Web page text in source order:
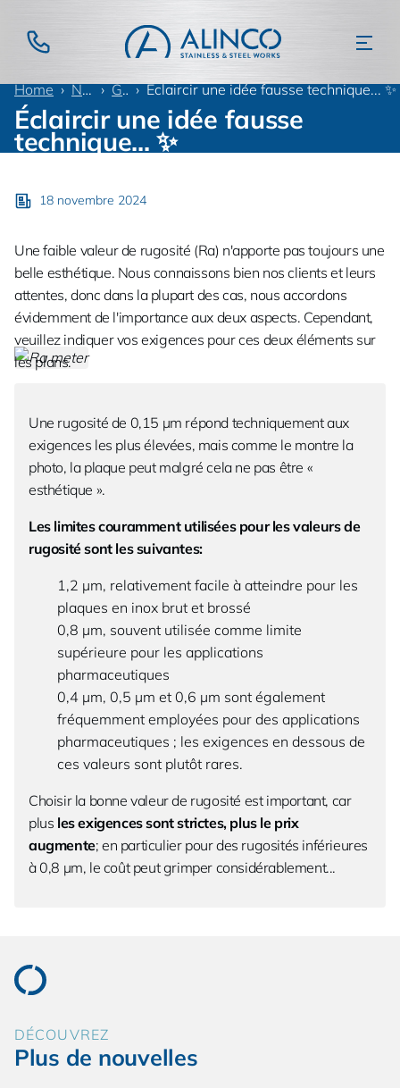
Home Nouvelles Général Éclaircir une idée fausse technique... ✨
Éclaircir une idée fausse
technique... ✨
18 novembre 2024
Une faible valeur de rugosité (Ra) n'apporte pas toujours une
belle esthétique. Nous connaissons bien nos clients et leurs
attentes, donc dans la plupart des cas, nous accordons
évidemment de l'importance aux deux aspects. Cependant,
veuillez indiquer vos exigences pour ces deux éléments sur
les plans.
Une rugosité de 0,15 µm répond techniquement aux
exigences les plus élevées, mais comme le montre la
photo, la plaque peut malgré cela ne pas être «
esthétique ».
Les limites couramment utilisées pour les valeurs de
rugosité sont les suivantes:
1,2 µm, relativement facile à atteindre pour les
plaques en inox brut et brossé
0,8 µm, souvent utilisée comme limite
supérieure pour les applications
pharmaceutiques
0,4 µm, 0,5 µm et 0,6 µm sont également
fréquemment employées pour des applications
pharmaceutiques ; les exigences en dessous de
ces valeurs sont plutôt rares.
Choisir la bonne valeur de rugosité est important, car
plus les exigences sont strictes, plus le prix
augmente; en particulier pour des rugosités inférieures
à 0,8 µm, le coût peut grimper considérablement...
DÉCOUVREZ
Plus de nouvelles